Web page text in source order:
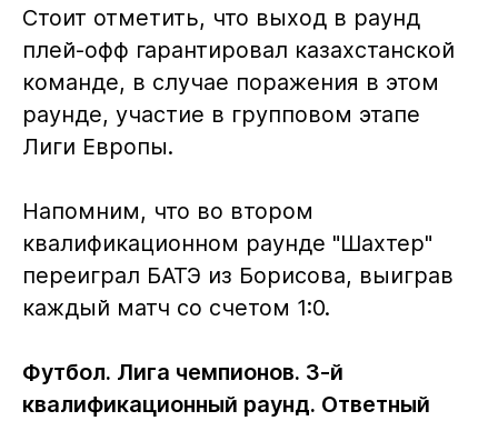
Стоит отметить, что выход в раунд
плей-офф гарантировал казахстанской
команде, в случае поражения в этом
раунде, участие в групповом этапе
Лиги Европы.
Напомним, что во втором
квалификационном раунде "Шахтер"
переиграл БАТЭ из Борисова, выиграв
каждый матч со счетом 1:0.
Футбол. Лига чемпионов. 3-й
квалификационный раунд. Ответный